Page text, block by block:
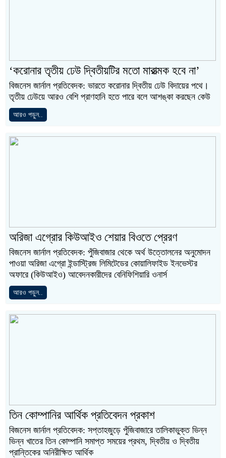
‘করোনার তৃতীয় ঢেউ দ্বিতীয়টির মতো মারাত্মক হবে না’
বিজনেস জার্নাল প্রতিবেদক: ভারতে করোনার দ্বিতীয় ঢেউ বিদায়ের পথে।
তৃতীয় ঢেউয়ে আরও বেশি প্রাণহানি হতে পারে বলে আশঙ্কা করছেন কেউ
আরও পড়ুন..
অরিজা এগ্রোর কিউআইও শেয়ার বিওতে প্রেরণ
বিজনেস জার্নাল প্রতিবেদক: পুঁজিবাজার থেকে অর্থ উত্তোলনের অনুমোদন
পাওয়া অরিজা এগ্রো ইন্ডাস্ট্রিজ লিমিটেডের কোয়ালিফাইড ইনভেস্টর
অফারে (কিউআইও) আবেদনকারীদের বেনিফিশিয়ারি ওনার্স
আরও পড়ুন..
তিন কোম্পানির আর্থিক প্রতিবেদন প্রকাশ
বিজনেস জার্নাল প্রতিবেদক: সপ্তাহজুড়ে পুঁজিবাজারে তালিকাভুক্ত ভিন্ন
ভিন্ন খাতের তিন কোম্পানি সমাপ্ত সময়ের প্রথম, দ্বিতীয় ও দ্বিতীয়
প্রান্তিকের অনিরীক্ষিত আর্থিক